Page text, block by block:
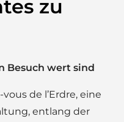
zu
Besuch wert sind
vous de l’Erdre, eine
entlang der